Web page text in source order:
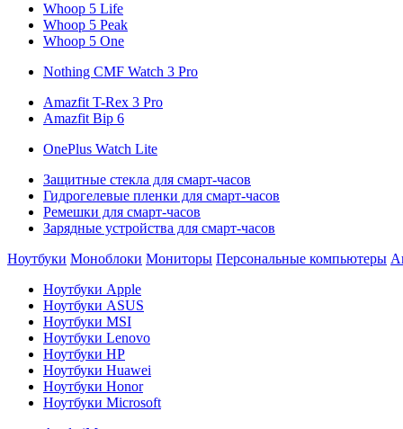
Whoop 5 Life
Whoop 5 Peak
Whoop 5 One
Nothing CMF Watch 3 Pro
Amazfit T-Rex 3 Pro
Amazfit Bip 6
OnePlus Watch Lite
Защитные стекла для смарт-часов
Гидрогелевые пленки для смарт-часов
Ремешки для смарт-часов
Зарядные устройства для смарт-часов
Ноутбуки Моноблоки Мониторы Персональные компьютеры
Ноутбуки Apple
Ноутбуки ASUS
Ноутбуки MSI
Ноутбуки Lenovo
Ноутбуки HP
Ноутбуки Huawei
Ноутбуки Honor
Ноутбуки Microsoft